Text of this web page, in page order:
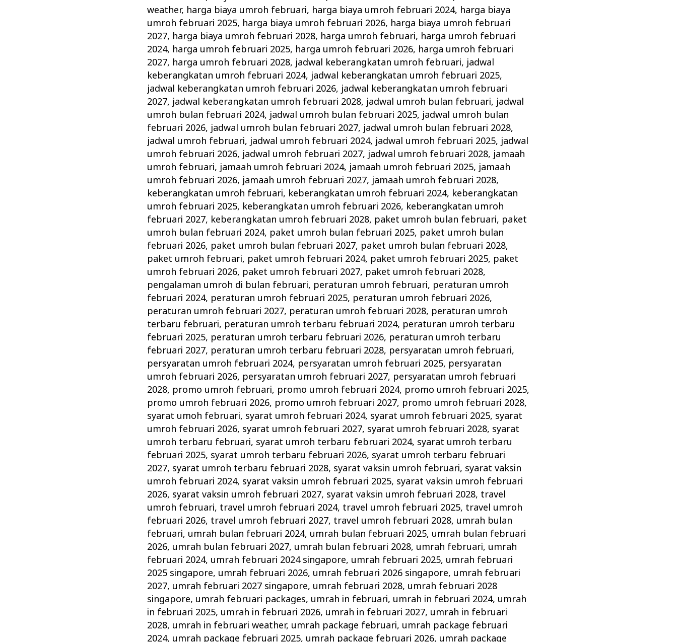
weather, harga biaya umroh februari, harga biaya umroh februari 2024, harga biaya
umroh februari 2025, harga biaya umroh februari 2026, harga biaya umroh februari
2027, harga biaya umroh februari 2028, harga umroh februari, harga umroh februari
2024, harga umroh februari 2025, harga umroh februari 2026, harga umroh februari
2027, harga umroh februari 2028, jadwal keberangkatan umroh februari, jadwal
keberangkatan umroh februari 2024, jadwal keberangkatan umroh februari 2025,
jadwal keberangkatan umroh februari 2026, jadwal keberangkatan umroh februari
2027, jadwal keberangkatan umroh februari 2028, jadwal umroh bulan februari, jadwal
umroh bulan februari 2024, jadwal umroh bulan februari 2025, jadwal umroh bulan
februari 2026, jadwal umroh bulan februari 2027, jadwal umroh bulan februari 2028,
jadwal umroh februari, jadwal umroh februari 2024, jadwal umroh februari 2025, jadwal
umroh februari 2026, jadwal umroh februari 2027, jadwal umroh februari 2028, jamaah
umroh februari, jamaah umroh februari 2024, jamaah umroh februari 2025, jamaah
umroh februari 2026, jamaah umroh februari 2027, jamaah umroh februari 2028,
keberangkatan umroh februari, keberangkatan umroh februari 2024, keberangkatan
umroh februari 2025, keberangkatan umroh februari 2026, keberangkatan umroh
februari 2027, keberangkatan umroh februari 2028, paket umroh bulan februari, paket
umroh bulan februari 2024, paket umroh bulan februari 2025, paket umroh bulan
februari 2026, paket umroh bulan februari 2027, paket umroh bulan februari 2028,
paket umroh februari, paket umroh februari 2024, paket umroh februari 2025, paket
umroh februari 2026, paket umroh februari 2027, paket umroh februari 2028,
pengalaman umroh di bulan februari, peraturan umroh februari, peraturan umroh
februari 2024, peraturan umroh februari 2025, peraturan umroh februari 2026,
peraturan umroh februari 2027, peraturan umroh februari 2028, peraturan umroh
terbaru februari, peraturan umroh terbaru februari 2024, peraturan umroh terbaru
februari 2025, peraturan umroh terbaru februari 2026, peraturan umroh terbaru
februari 2027, peraturan umroh terbaru februari 2028, persyaratan umroh februari,
persyaratan umroh februari 2024, persyaratan umroh februari 2025, persyaratan
umroh februari 2026, persyaratan umroh februari 2027, persyaratan umroh februari
2028, promo umroh februari, promo umroh februari 2024, promo umroh februari 2025,
promo umroh februari 2026, promo umroh februari 2027, promo umroh februari 2028,
syarat umoh februari, syarat umroh februari 2024, syarat umroh februari 2025, syarat
umroh februari 2026, syarat umroh februari 2027, syarat umroh februari 2028, syarat
umroh terbaru februari, syarat umroh terbaru februari 2024, syarat umroh terbaru
februari 2025, syarat umroh terbaru februari 2026, syarat umroh terbaru februari
2027, syarat umroh terbaru februari 2028, syarat vaksin umroh februari, syarat vaksin
umroh februari 2024, syarat vaksin umroh februari 2025, syarat vaksin umroh februari
2026, syarat vaksin umroh februari 2027, syarat vaksin umroh februari 2028, travel
umroh februari, travel umroh februari 2024, travel umroh februari 2025, travel umroh
februari 2026, travel umroh februari 2027, travel umroh februari 2028, umrah bulan
februari, umrah bulan februari 2024, umrah bulan februari 2025, umrah bulan februari
2026, umrah bulan februari 2027, umrah bulan februari 2028, umrah februari, umrah
februari 2024, umrah februari 2024 singapore, umrah februari 2025, umrah februari
2025 singapore, umrah februari 2026, umrah februari 2026 singapore, umrah februari
2027, umrah februari 2027 singapore, umrah februari 2028, umrah februari 2028
singapore, umrah februari packages, umrah in februari, umrah in februari 2024, umrah
in februari 2025, umrah in februari 2026, umrah in februari 2027, umrah in februari
2028, umrah in februari weather, umrah package februari, umrah package februari
2024, umrah package februari 2025, umrah package februari 2026, umrah package